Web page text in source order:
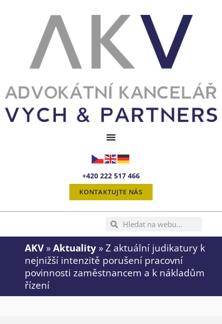
+420 222 517 466
KONTAKTUJTE NÁS
AKV» Aktuality » Z aktuální judikatury k
nejnižší intenzitě porušení pracovní
povinnosti zaměstnancem a k nákladům
řízení